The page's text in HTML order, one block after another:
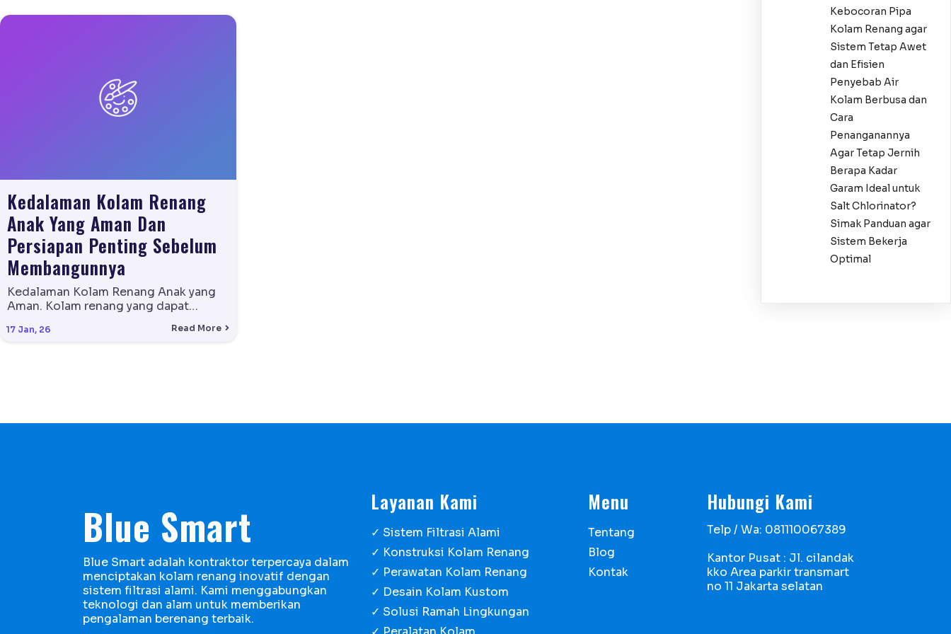
Kedalaman Kolam Renang
Anak Yang Aman Dan
Persiapan Penting Sebelum
Membangunnya
17 Jan, 26
Kedalaman Kolam Renang Anak yang
Aman. Kolam renang yang dapat…
Read More
Kebocoran Pipa
Kolam Renang agar
Sistem Tetap Awet
dan Efisien
Penyebab Air
Kolam Berbusa dan
Cara
Penanganannya
Agar Tetap Jernih
Berapa Kadar
Garam Ideal untuk
Salt Chlorinator?
Simak Panduan agar
Sistem Bekerja
Optimal
Blue Smart
Blue Smart adalah kontraktor terpercaya dalam
menciptakan kolam renang inovatif dengan
sistem filtrasi alami. Kami menggabungkan
teknologi dan alam untuk memberikan
pengalaman berenang terbaik.
Layanan Kami
✓ Sistem Filtrasi Alami
✓ Konstruksi Kolam Renang
✓ Perawatan Kolam Renang
✓ Desain Kolam Kustom
✓ Solusi Ramah Lingkungan
Menu
Tentang
Blog
Kontak
Hubungi Kami
Telp / Wa: 081110067389
Kantor Pusat : Jl. cilandak
kko Area parkir transmart
no 11 Jakarta selatan